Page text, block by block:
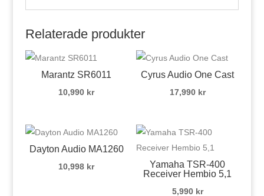
Relaterade produkter
Marantz SR6011
10,990 kr
Cyrus Audio One Cast
17,990 kr
Dayton Audio MA1260
10,998 kr
Yamaha TSR-400
Receiver Hembio 5,1
5,990 kr